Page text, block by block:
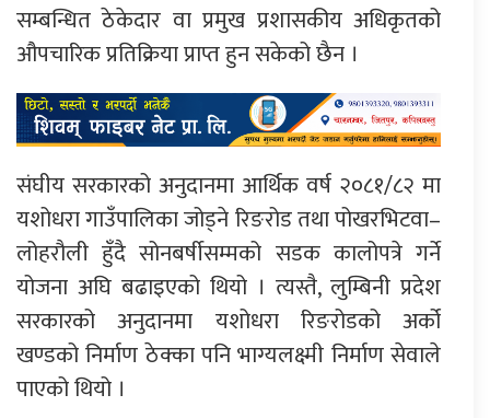
सम्बन्धित ठेकेदार वा प्रमुख प्रशासकीय अधिकृतको
औपचारिक प्रतिक्रिया प्राप्त हुन सकेको छैन ।
संघीय सरकारको अनुदानमा आर्थिक वर्ष २०८१/८२ मा
यशोधरा गाउँपालिका जोड्ने रिङरोड तथा पोखरभिटवा–
लोहरौली हुँदै सोनबर्षीसम्मको सडक कालोपत्रे गर्ने
योजना अघि बढाइएको थियो । त्यस्तै, लुम्बिनी प्रदेश
सरकारको अनुदानमा यशोधरा रिङरोडको अर्को
खण्डको निर्माण ठेक्का पनि भाग्यलक्ष्मी निर्माण सेवाले
पाएको थियो ।